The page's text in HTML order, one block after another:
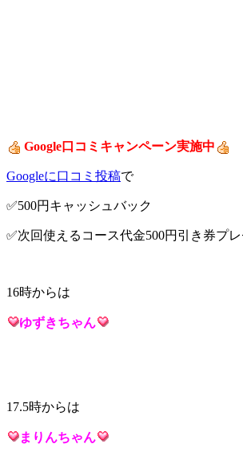
Google口コミキャンペーン実施中
Googleに口コミ投稿で
✅500円キャッシュバック
✅次回使えるコース代金500円引き券プレ
16時からは
ゆずきちゃん
17.5時からは
まりんちゃん